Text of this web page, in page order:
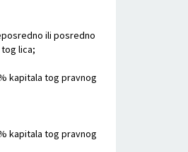
ili posredno
lica;
kapitala tog pravnog
kapitala tog pravnog